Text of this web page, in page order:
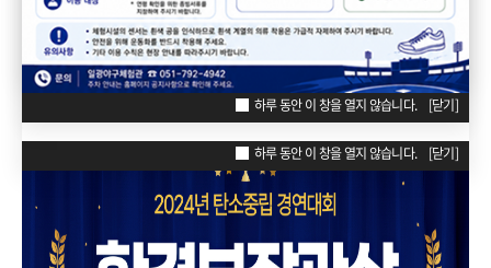
하루 동안 이 창을 열지 않습니다. [닫기]
하루 동안 이 창을 열지 않습니다. [닫기]
하루 동안 이 창을 열지 않습니다. [닫기]
POPUPZONE